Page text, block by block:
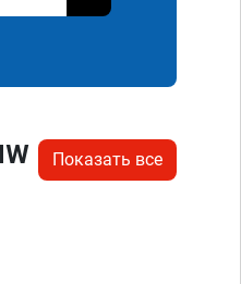
Показать все